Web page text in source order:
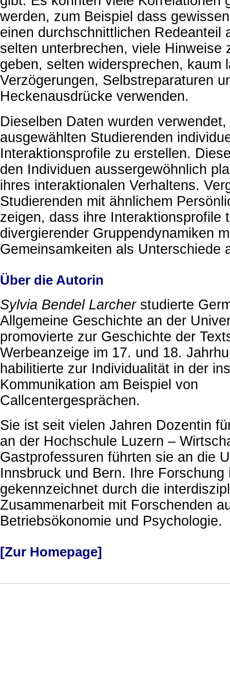
werden, zum Beispiel dass
einen durchschnittlichen Redeanteil
selten unterbrechen, viele Hinweise
geben, selten widersprechen, kaum
Verzögerungen, Selbstreparaturen
Heckenausdrücke verwenden.
Dieselben Daten wurden
ausgewählten Studierenden
Interaktionsprofile zu erstellen.
den Individuen aussergewöhnlich
ihres interaktionalen Verhaltens.
Studierenden mit ähnlichem
zeigen, dass ihre Interaktionsprofile
divergierender Gruppendynamiken
Gemeinsamkeiten als Unterschiede
Über die Autorin
Sylvia Bendel Larcherstudierte
Allgemeine Geschichte an der
promovierte zur Geschichte der
Werbeanzeige im 17. und 18.
habilitierte zur Individualität in der
Kommunikation am Beispiel von
Callcentergesprächen.
Sie ist seit vielen Jahren Dozentin
an der Hochschule Luzern –
Gastprofessuren führten sie an die
Innsbruck und Bern. Ihre Forschung
gekennzeichnet durch die
Zusammenarbeit mit Forschenden
Betriebsökonomie und Psychologie.
[Zur Homepage]